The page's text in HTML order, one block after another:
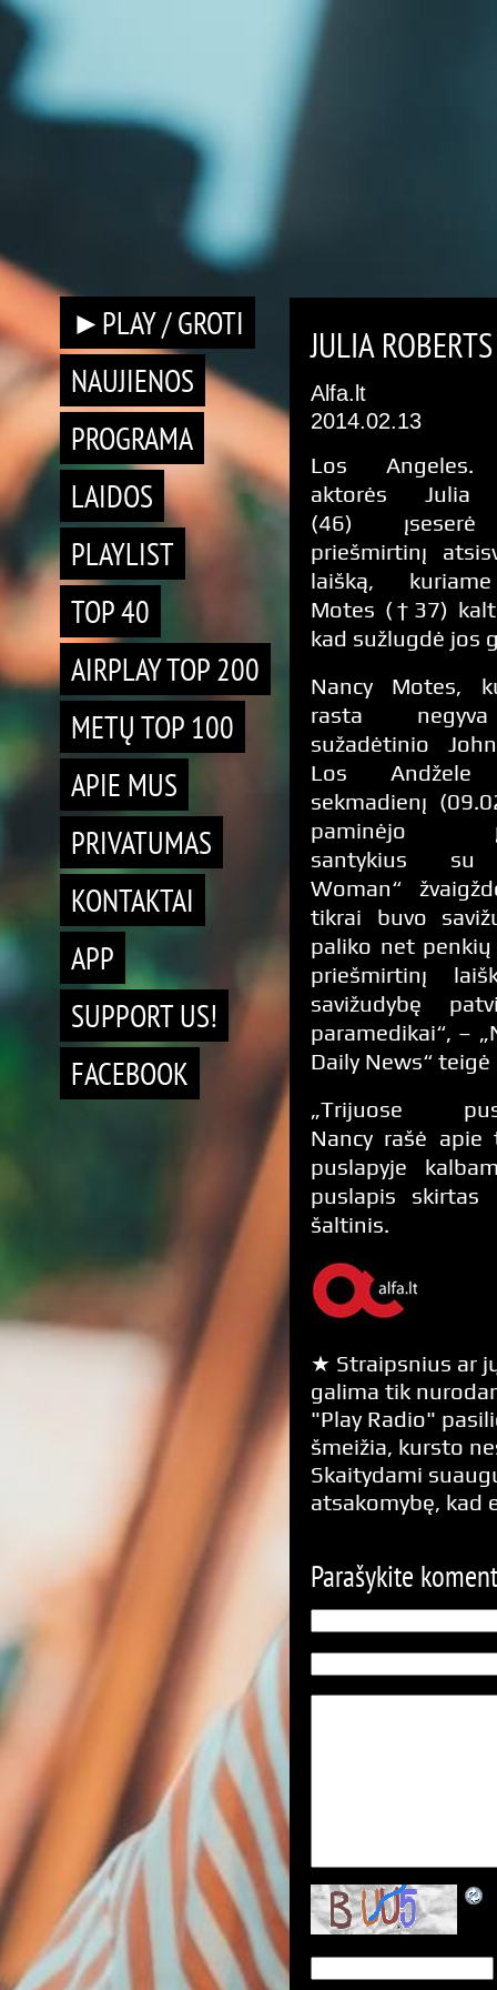
►PLAY / GROTI
NAUJIENOS
PROGRAMA
LAIDOS
PLAYLIST
TOP 40
AIRPLAY TOP 200
METŲ TOP 100
APIE MUS
PRIVATUMAS
KONTAKTAI
APP
SUPPORT US!
FACEBOOK
JULIA
Alfa.lt
2014.02.13
Los Angeles.
aktorės Julia
(46) įseserė
priešmirtinį
laišką,
Motes (†37)
kad sužlugdė jos
Nancy Motes,
rasta
sužadėtinio
Los Andžele
sekmadienį
paminėjo
santykius su
Woman“
tikrai buvo
paliko net
priešmirtinį
savižudybę
paramedikai“, –
Daily News“
„Trijuose
Nancy rašė
puslapyje
puslapis skirtas
šaltinis.
★ Straipsnius ar
galima tik
"Play Radio"
šmeižia, kursto
Skaitydami
atsakomybę, kad
Parašykite